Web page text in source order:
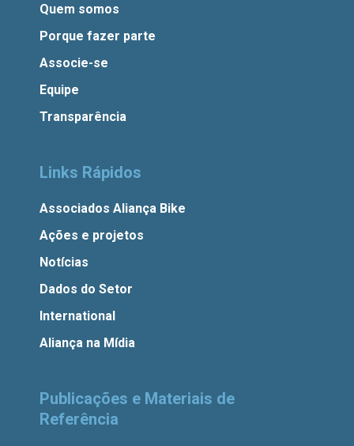
Quem somos
Porque fazer parte
Associe-se
Equipe
Transparência
Links Rápidos
Associados Aliança Bike
Ações e projetos
Notícias
Dados do Setor
International
Aliança na Mídia
Publicações e Materiais de
Referência